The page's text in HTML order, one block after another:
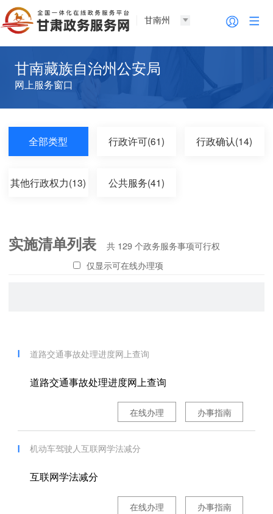
甘南州
甘南藏族自治州公安局
网上服务窗口
全部类型 行政许可(61) 行政确认(14)
其他行政权力(13) 公共服务(41)
实施清单列表 共 129 个政务服务事项可行权
仅显示可在线办理项
道路交通事故处理进度网上查询
道路交通事故处理进度网上查询
办事指南
在线办理
机动车驾驶人互联网学法减分
互联网学法减分
办事指南
在线办理